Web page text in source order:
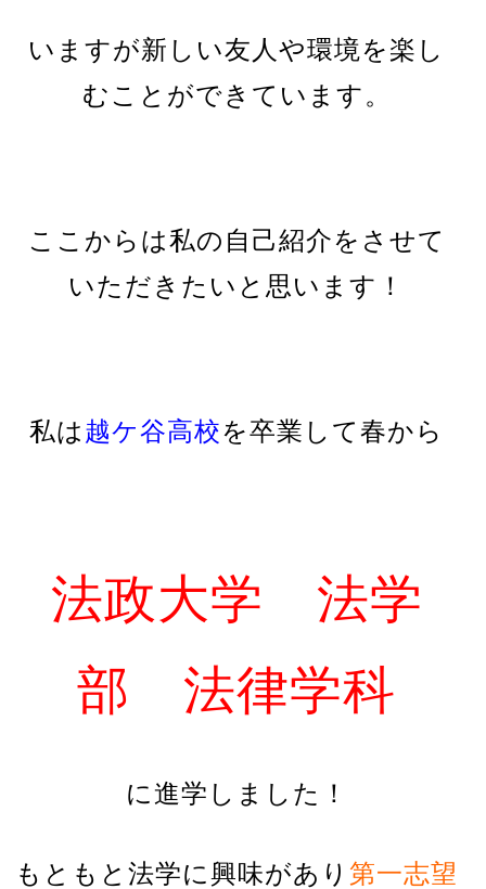
いますが新しい友人や環境を楽し
むことができています。
ここからは私の自己紹介をさせて
いただきたいと思います！
私は越ケ谷高校を卒業して春から
法政大学 法学
部 法律学科
に進学しました！
もともと法学に興味があり第一志望